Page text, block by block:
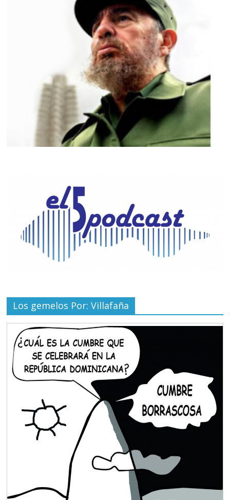
Los gemelos Por: Villafaña